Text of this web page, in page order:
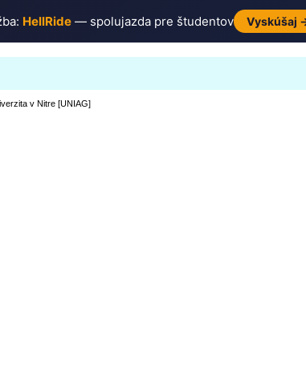
HellRide — spolujazda pre študentov Vyskúšaj
v Nitre [UNIAG]